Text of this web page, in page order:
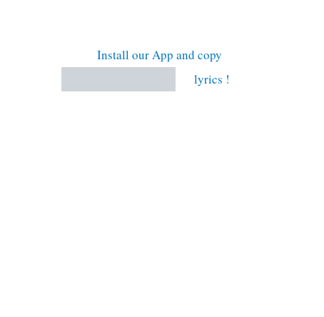
Install our App and copy